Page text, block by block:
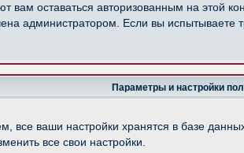
вам оставаться авторизованным на этой
администратором. Если вы
Параметры и настройки
все ваши настройки хранятся в базе
все свои настройки.